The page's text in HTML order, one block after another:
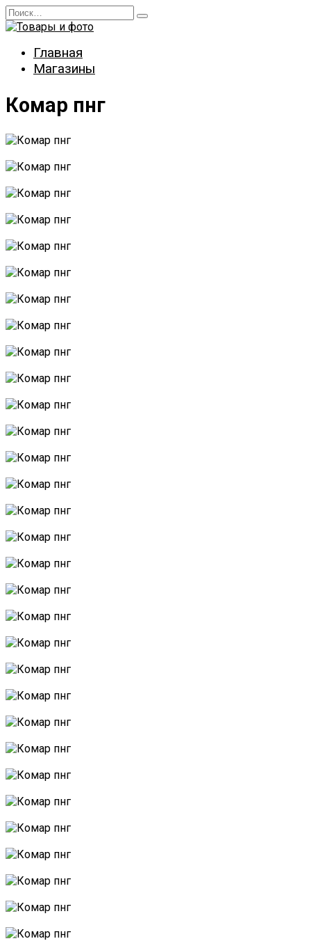
Перейти
к
Search
for:
Главная
Магазины
Комар пнг